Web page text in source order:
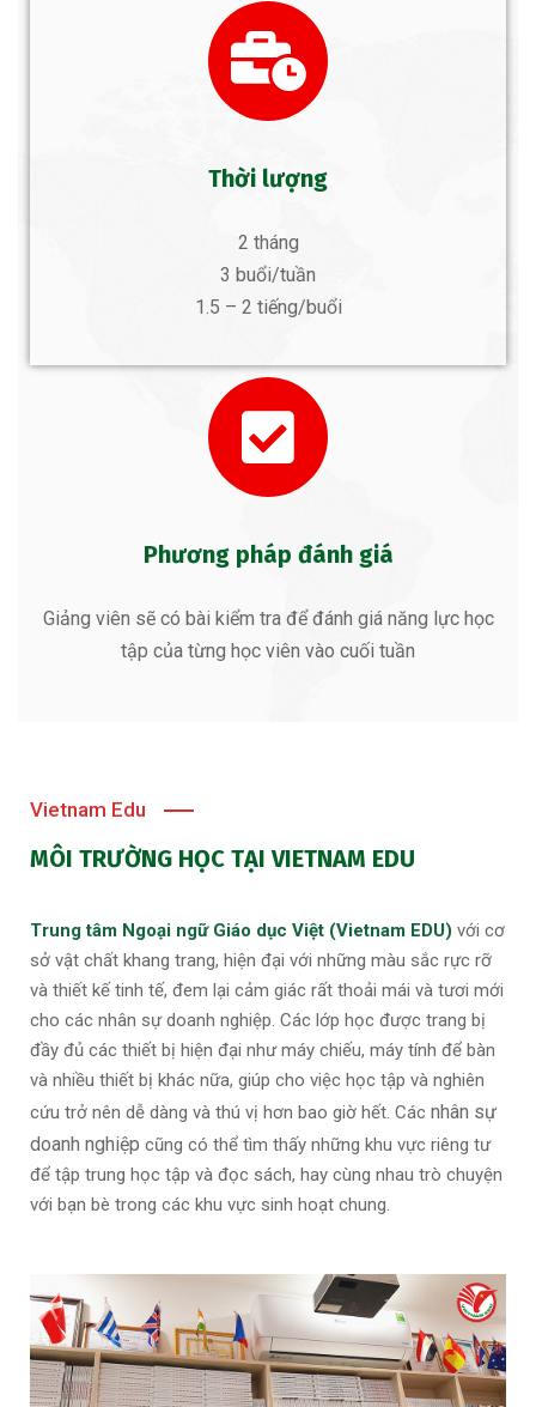
Thời lượng
2 tháng
3 buổi/tuần
1.5 – 2 tiếng/buổi
Phương pháp đánh giá
Giảng viên sẽ có bài kiểm tra để đánh giá năng lực học
tập của từng học viên vào cuối tuần
Vietnam Edu
MÔI TRƯỜNG HỌC TẠI VIETNAM EDU
Trung tâm Ngoại ngữ Giáo dục Việt (Vietnam EDU) với cơ
sở vật chất khang trang, hiện đại với những màu sắc rực rỡ
và thiết kế tinh tế, đem lại cảm giác rất thoải mái và tươi mới
cho các nhân sự doanh nghiệp. Các lớp học được trang bị
đầy đủ các thiết bị hiện đại như máy chiếu, máy tính để bàn
và nhiều thiết bị khác nữa, giúp cho việc học tập và nghiên
cứu trở nên dễ dàng và thú vị hơn bao giờ hết. Các nhân sự
doanh nghiệp cũng có thể tìm thấy những khu vực riêng tư
để tập trung học tập và đọc sách, hay cùng nhau trò chuyện
với bạn bè trong các khu vực sinh hoạt chung.